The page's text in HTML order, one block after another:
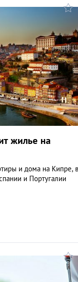
жилье на
и дома на Кипре, в
и Португалии